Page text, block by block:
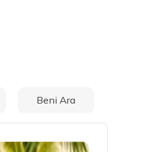
Beni Ara